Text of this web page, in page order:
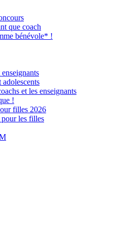
que coach
bénévole* !
et les enseignants
!
filles 2026
les filles